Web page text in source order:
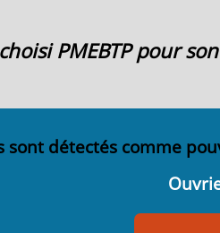
PMEBTP pour
sont détectés comme